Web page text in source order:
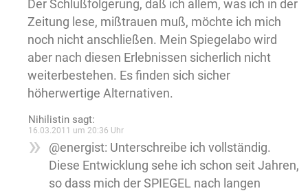
Der Schlußfolgerung, daß ich allem, was ich in der
Zeitung lese, mißtrauen muß, möchte ich mich
noch nicht anschließen. Mein Spiegelabo wird
aber nach diesen Erlebnissen sicherlich nicht
weiterbestehen. Es finden sich sicher
höherwertige Alternativen.
Nihilistin sagt:
16.03.2011 um 20:36 Uhr
@energist: Unterschreibe ich vollständig.
Diese Entwicklung sehe ich schon seit Jahren,
so dass mich der SPIEGEL nach langen